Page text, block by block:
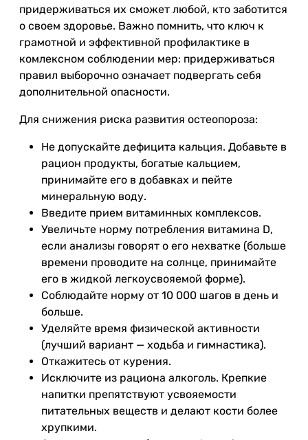
придерживаться их сможет любой, кто заботится
о своем здоровье. Важно помнить, что ключ к
грамотной и эффективной профилактике в
комлексном соблюдении мер: придерживаться
правил выборочно означает подвергать себя
дополнительной опасности.
Для снижения риска развития остеопороза:
Не допускайте дефицита кальция. Добавьте в
рацион продукты, богатые кальцием,
принимайте его в добавках и пейте
минеральную воду.
Введите прием витаминных комплексов.
Увеличьте норму потребления витамина D,
если анализы говорят о его нехватке (больше
времени проводите на солнце, принимайте
его в жидкой легкоусвояемой форме).
Соблюдайте норму от 10 000 шагов в день и
больше.
Уделяйте время физической активности
(лучший вариант — ходьба и гимнастика).
Откажитесь от курения.
Исключите из рациона алкоголь. Крепкие
напитки препятствуют усвояемости
питательных веществ и делают кости более
хрупкими.